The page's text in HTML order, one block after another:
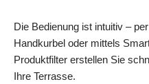
Die Bedienung ist intuitiv –
Handkurbel oder mittels
Produktfilter erstellen Sie
Ihre Terrasse.